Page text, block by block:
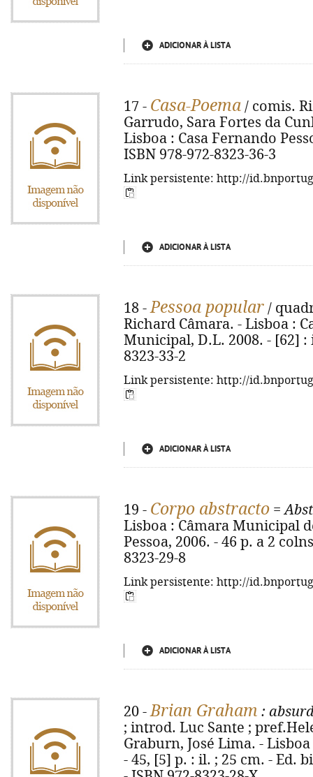
ADICIONAR À LISTA
17 - Casa-Poema / comis.
Garrudo, Sara Fortes da
Lisboa : Casa Fernando
ISBN 978-972-8323-36-3
Link persistente: http://
ADICIONAR À LISTA
18 -Pessoa popular /
Richard Câmara. - Lisboa :
Municipal, D.L. 2008. - [62] :
8323-33-2
Link persistente: http://
ADICIONAR À LISTA
19 - Corpo abstracto =
Lisboa : Câmara Municipal
Pessoa, 2006. - 46 p. a 2
8323-29-8
Link persistente: http://
ADICIONAR À LISTA
20 -Brian Graham :
; introd. Luc Sante ;
Graburn, José Lima. -
- 45, [5] p. : il. ; 25 cm. - Ed.